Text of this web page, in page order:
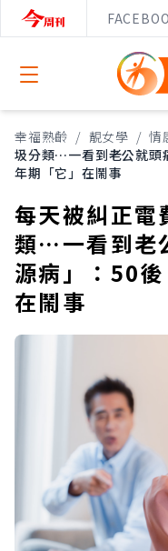
Open menu
幸福熟齡 / 靚女學 / 情
圾分類…一看到老公就頭
年期「它」在鬧事
每天被糾正電
類…一看到老
源病」：50後
在鬧事